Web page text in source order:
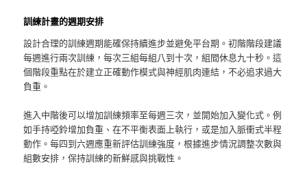
訓練計畫的週期安排
設計合理的訓練週期能確保持續進步並避免平台期。初階階段建議
每週進行兩次訓練，每次三組每組八到十次，組間休息九十秒。這
個階段重點在於建立正確動作模式與神經肌肉連結，不必追求過大
負重。
進入中階後可以增加訓練頻率至每週三次，並開始加入變化式。例
如手持啞鈴增加負重、在不平衡表面上執行，或是加入脈衝式半程
動作。每四到六週應重新評估訓練強度，根據進步情況調整次數與
組數安排，保持訓練的新鮮感與挑戰性。